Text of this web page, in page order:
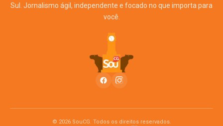
Sul. Jornalismo ágil, independente e focado no que importa para
você.
© 2026 SouCG. Todos os direitos reservados.